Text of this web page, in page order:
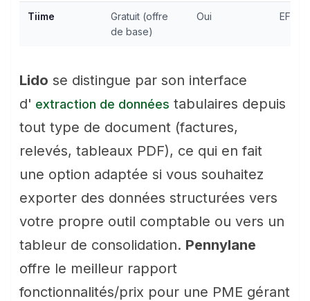
Tiime
Gratuit (offre
de base)
Oui EFI
Lido se distingue par son interface
d' extraction de données tabulaires depuis
tout type de document (factures,
relevés, tableaux PDF), ce qui en fait
une option adaptée si vous souhaitez
exporter des données structurées vers
votre propre outil comptable ou vers un
tableur de consolidation. Pennylane
offre le meilleur rapport
fonctionnalités/prix pour une PME gérant